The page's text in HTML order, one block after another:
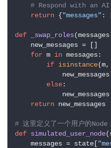
行
业
登录
# Respond with an AI
return {"messages" :
def _swap_roles(messages
    new_messages = []
for m in messages:
if isinstance
else:
return new_messages
# 这里定义了一个用户的Node
def simulated_user_node(
    messages = state[